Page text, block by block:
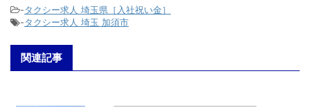
-タクシー求人 埼玉県［入社祝い金］
-タクシー求人 埼玉 加須市
関連記事